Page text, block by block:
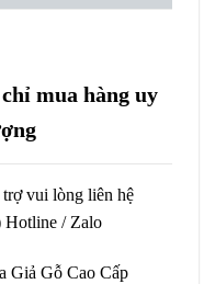
mua hàng uy
vui lòng liên hệ
Hotline / Zalo
Giả Gỗ Cao Cấp